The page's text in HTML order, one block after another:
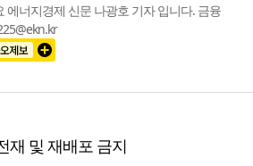
에너지경제 신문 나광호 기자 입니다. 금융
및 재배포 금지